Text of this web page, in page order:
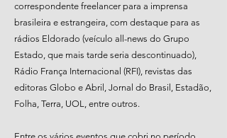
correspondente freelancer para a imprensa
brasileira e estrangeira, com destaque para as
rádios Eldorado (veículo all-news do Grupo
Estado, que mais tarde seria descontinuado),
Rádio França Internacional (RFI), revistas das
editoras Globo e Abril, Jornal do Brasil, Estadão,
Folha, Terra, UOL, entre outros.